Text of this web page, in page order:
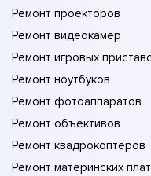
Ремонт проекторов
Ремонт видеокамер
Ремонт игровых
Ремонт ноутбуков
Ремонт фотоаппаратов
Ремонт объективов
Ремонт квадрокоптеров
Ремонт материнских плат